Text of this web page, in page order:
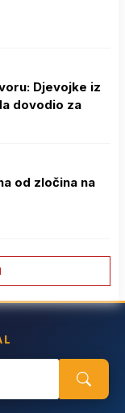
Djevojke iz
dovodio za
od zločina na